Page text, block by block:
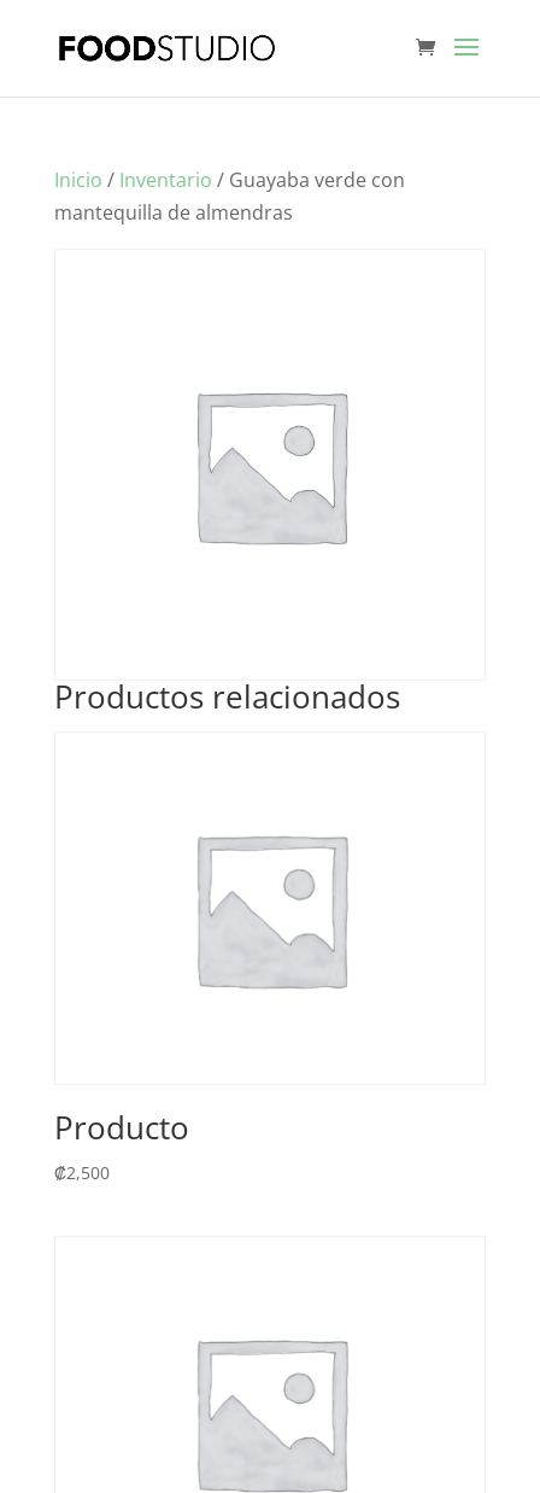
Inicio / Inventario / Guayaba verde con
mantequilla de almendras
Productos relacionados
Producto
₡2,500